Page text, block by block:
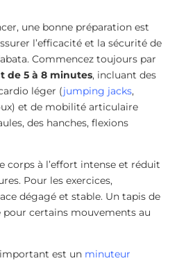
une bonne préparation est
l’efficacité et la sécurité de
Commencez toujours par
de 5 à 8 minutes, incluant des
léger (jumping jacks,
et de mobilité articulaire
des hanches, flexions
corps à l’effort intense et réduit
Pour les exercices,
dégagé et stable. Un tapis de
certains mouvements au
important est un minuteur